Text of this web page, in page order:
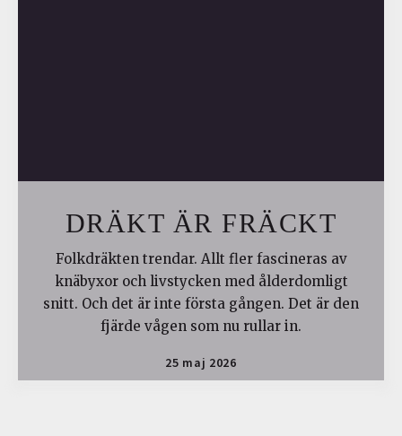
DRÄKT ÄR FRÄCKT
Folkdräkten trendar. Allt fler fascineras av
knäbyxor och livstycken med ålderdomligt
snitt. Och det är inte första gången. Det är den
fjärde vågen som nu rullar in.
25 maj 2026